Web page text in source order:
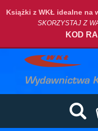
Książki z WKŁ idealne na
SKORZYSTAJ Z
KOD